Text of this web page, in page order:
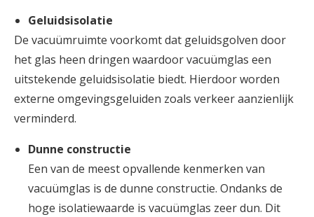
Geluidsisolatie
De vacuümruimte voorkomt dat geluidsgolven door
het glas heen dringen waardoor vacuümglas een
uitstekende geluidsisolatie biedt. Hierdoor worden
externe omgevingsgeluiden zoals verkeer aanzienlijk
verminderd.
Dunne constructie
Een van de meest opvallende kenmerken van
vacuümglas is de dunne constructie. Ondanks de
hoge isolatiewaarde is vacuümglas zeer dun. Dit